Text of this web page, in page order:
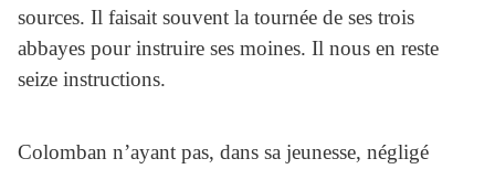
sources. Il faisait souvent la tournée de ses trois
abbayes pour instruire ses moines. Il nous en reste
seize instructions.
Colomban n’ayant pas, dans sa jeunesse, négligé